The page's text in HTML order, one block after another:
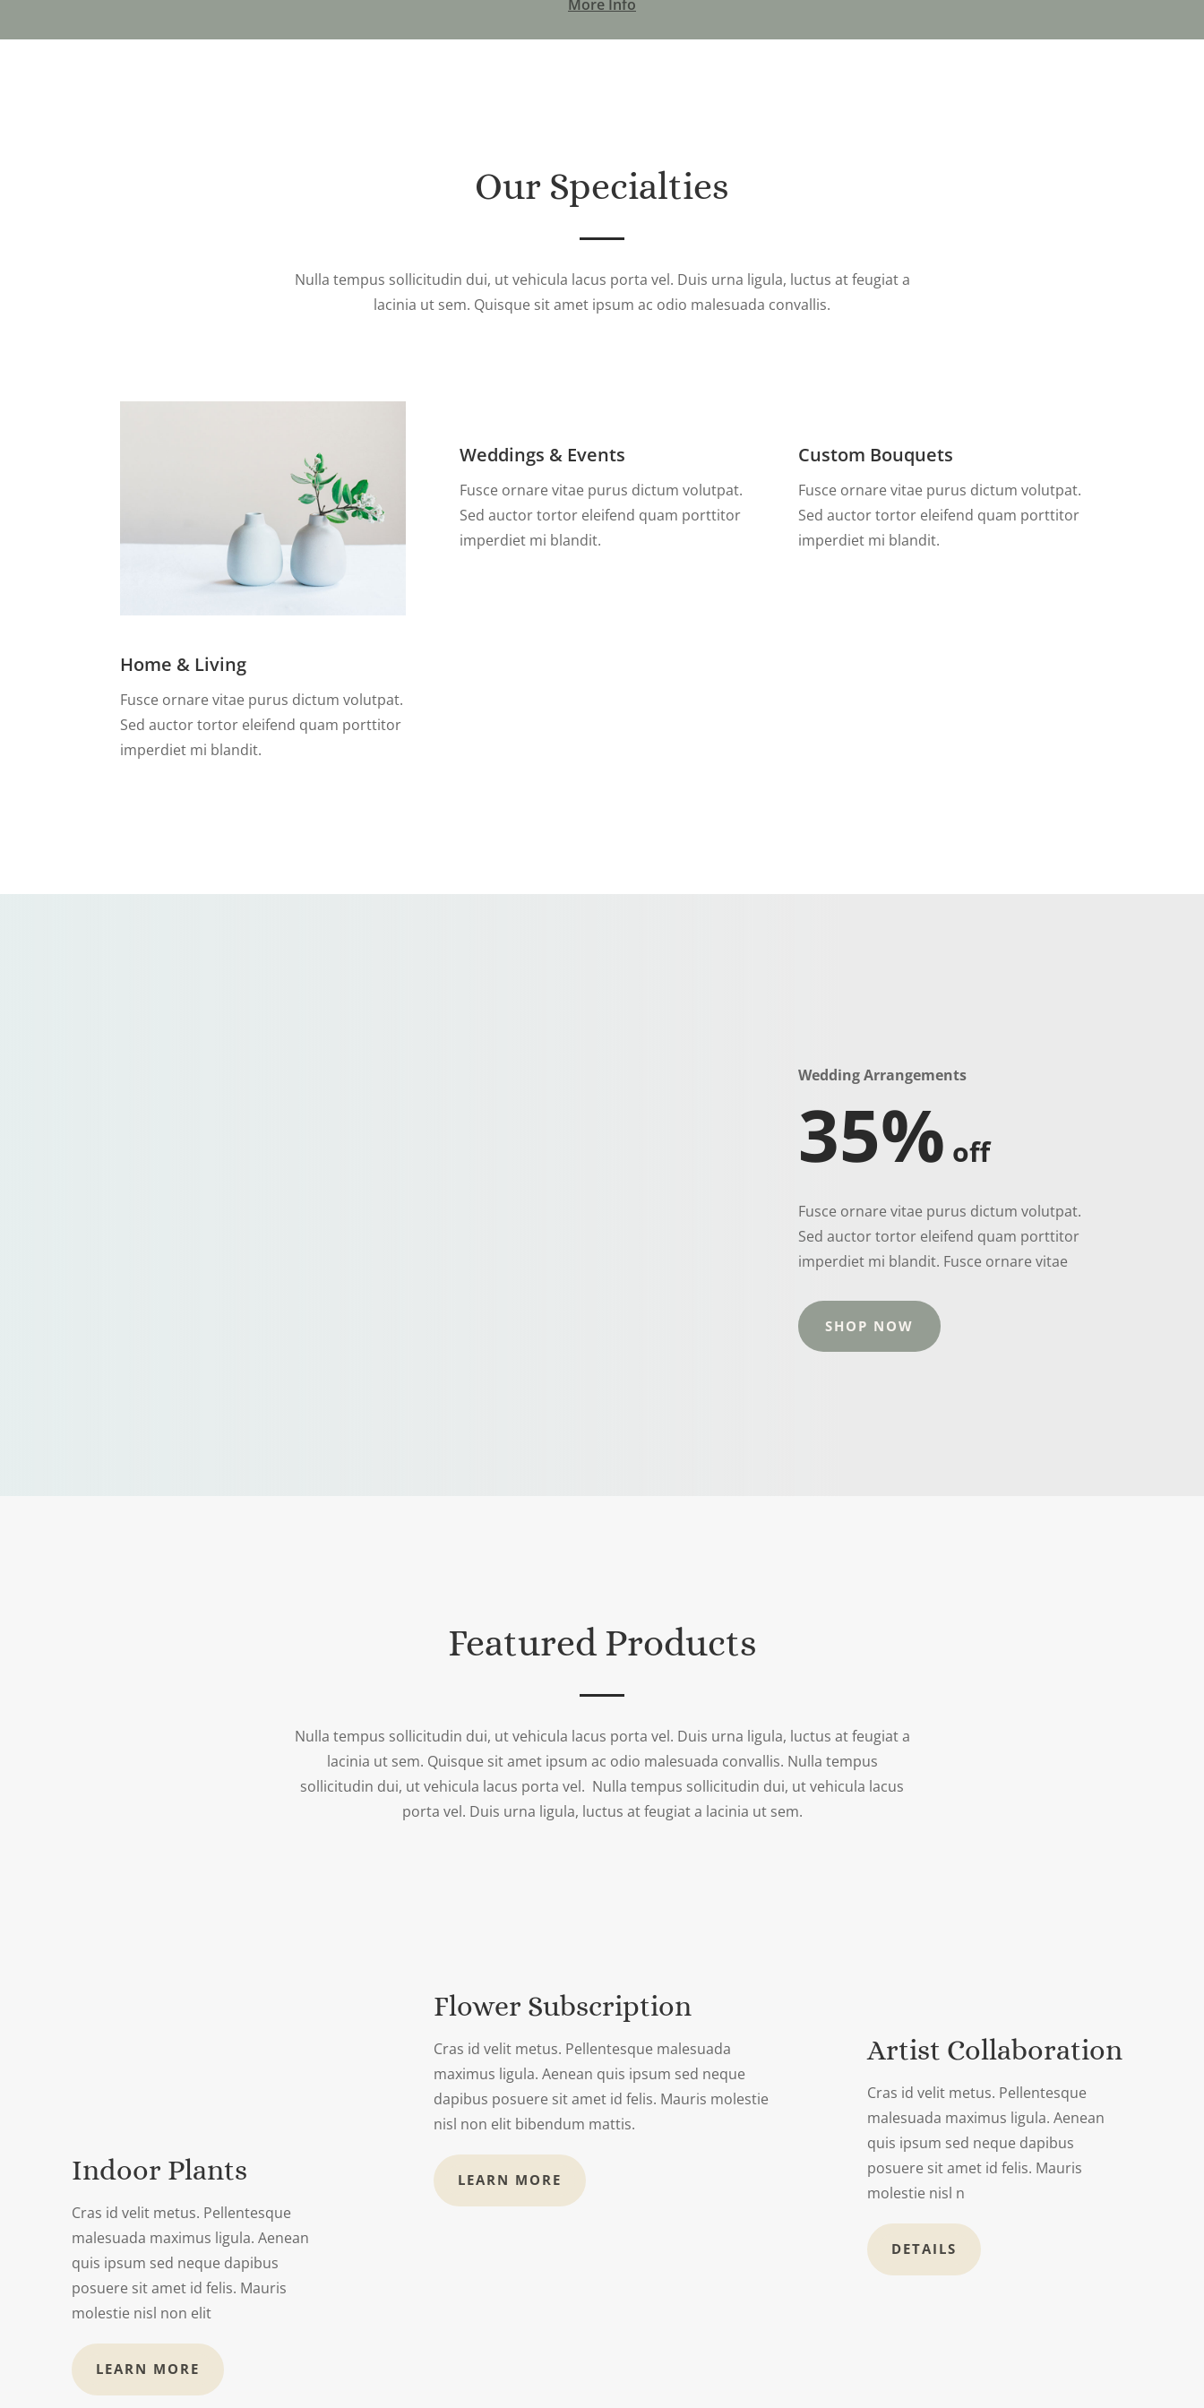
More Info
Our Specialties
Nulla tempus sollicitudin dui, ut vehicula lacus porta vel. Duis urna ligula, luctus at feugiat a
lacinia ut sem. Quisque sit amet ipsum ac odio malesuada convallis.
Home & Living
Fusce ornare vitae purus dictum volutpat.
Sed auctor tortor eleifend quam porttitor
imperdiet mi blandit.
Weddings & Events
Fusce ornare vitae purus dictum volutpat.
Sed auctor tortor eleifend quam porttitor
imperdiet mi blandit.
Custom Bouquets
Fusce ornare vitae purus dictum volutpat.
Sed auctor tortor eleifend quam porttitor
imperdiet mi blandit.
Wedding Arrangements
35% off
Fusce ornare vitae purus dictum volutpat.
Sed auctor tortor eleifend quam porttitor
imperdiet mi blandit. Fusce ornare vitae
SHOP NOW
Featured Products
Nulla tempus sollicitudin dui, ut vehicula lacus porta vel. Duis urna ligula, luctus at feugiat a
lacinia ut sem. Quisque sit amet ipsum ac odio malesuada convallis. Nulla tempus
sollicitudin dui, ut vehicula lacus porta vel. Nulla tempus sollicitudin dui, ut vehicula lacus
porta vel. Duis urna ligula, luctus at feugiat a lacinia ut sem.
Indoor Plants
Cras id velit metus. Pellentesque
malesuada maximus ligula. Aenean
quis ipsum sed neque dapibus
posuere sit amet id felis. Mauris
molestie nisl non elit
LEARN MORE
Flower Subscription
Cras id velit metus. Pellentesque malesuada
maximus ligula. Aenean quis ipsum sed neque
dapibus posuere sit amet id felis. Mauris molestie
nisl non elit bibendum mattis.
LEARN MORE
Artist Collaboration
Cras id velit metus. Pellentesque
malesuada maximus ligula. Aenean
quis ipsum sed neque dapibus
posuere sit amet id felis. Mauris
molestie nisl n
DETAILS